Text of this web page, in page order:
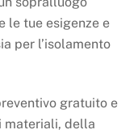
le tue esigenze e
per l’isolamento
gratuito e
materiali, della